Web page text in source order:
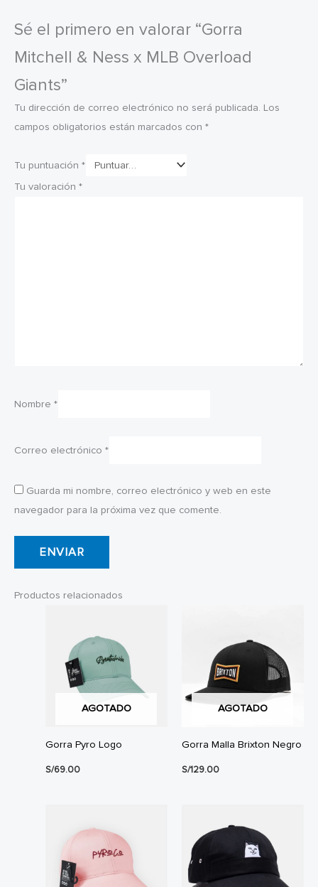
Sé el primero en valorar “Gorra
Mitchell & Ness x MLB Overload
Giants”
Tu dirección de correo electrónico no será publicada. Los
campos obligatorios están marcados con *
Tu puntuación *
Tu valoración *
Nombre *
Correo electrónico *
Guarda mi nombre, correo electrónico y web en este
navegador para la próxima vez que comente.
Productos relacionados
AGOTADO
Gorra Pyro Logo
S/69.00
AGOTADO
Gorra Malla Brixton Negro
S/129.00